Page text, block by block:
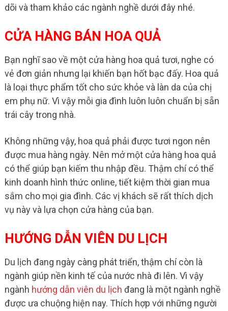
dõi và tham khảo các ngành nghề dưới đây nhé.
CỬA HÀNG BÁN HOA QUẢ
Bạn nghĩ sao về một cửa hàng hoa quả tươi, nghe có
vẻ đơn giản nhưng lại khiến bạn hốt bạc đấy. Hoa quả
là loại thực phẩm tốt cho sức khỏe và làn da của chị
em phụ nữ. Vì vậy mỗi gia đình luôn luôn chuẩn bị sẵn
trái cây trong nhà.
Không những vậy, hoa quả phải được tươi ngon nên
được mua hàng ngày. Nên mở một cửa hàng hoa quả
có thể giúp bạn kiếm thu nhập đều. Thậm chí có thể
kinh doanh hình thức online, tiết kiệm thời gian mua
sắm cho mọi gia đình. Các vị khách sẽ rất thích dịch
vụ này và lựa chọn cửa hàng của bạn.
HƯỚNG DẪN VIÊN DU LỊCH
Du lịch đang ngày càng phát triển, thậm chí còn là
ngành giúp nền kinh tế của nước nhà đi lên. Vì vậy
ngành hướng dẫn viên du lịch đang là một ngành nghề
được ưa chuộng hiện nay. Thích hợp với những người